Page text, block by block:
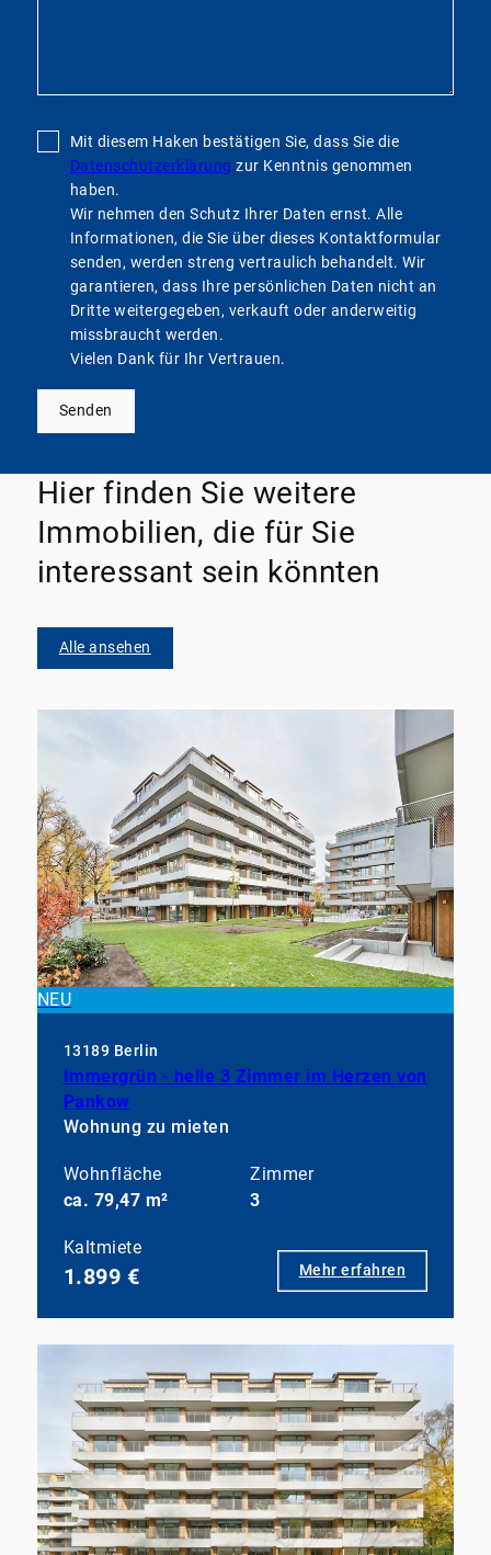
Mit diesem Haken bestätigen Sie, dass Sie die
Datenschutzerklärung zur Kenntnis genommen
haben.
Wir nehmen den Schutz Ihrer Daten ernst. Alle
Informationen, die Sie über dieses Kontaktformular
senden, werden streng vertraulich behandelt. Wir
garantieren, dass Ihre persönlichen Daten nicht an
Dritte weitergegeben, verkauft oder anderweitig
missbraucht werden.
Vielen Dank für Ihr Vertrauen.
Senden
Hier finden Sie weitere
Immobilien, die für Sie
interessant sein könnten
Alle ansehen
NEU
13189 Berlin
Immergrün - helle 3 Zimmer im Herzen von
Pankow
Wohnung zu mieten
Wohnfläche
ca. 79,47 m²
Zimmer
3
Kaltmiete
1.899 € Mehr erfahren